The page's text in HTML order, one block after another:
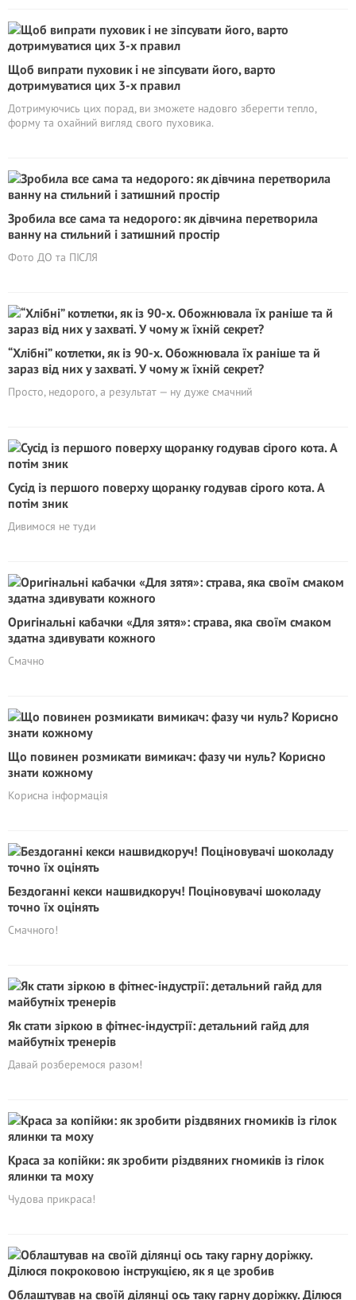
Щоб випрати пуховик і не зіпсувати його, варто
дотримуватися цих 3-х правил
Дотримуючись цих порад, ви зможете надовго зберегти тепло,
форму та охайний вигляд свого пуховика.
Зробила все сама та недорого: як дівчина перетворила
ванну на стильний і затишний простір
Фото ДО та ПІСЛЯ
“Хлібні” котлетки, як із 90-х. Обожнювала їх раніше та й
зараз від них у захваті. У чому ж їхній секрет?
Просто, недорого, а результат — ну дуже смачний
Сусід із першого поверху щоранку годував сірого кота. А
потім зник
Дивимося не туди
Оригінальні кабачки «Для зятя»: страва, яка своїм смаком
здатна здивувати кожного
Смачно
Що повинен розмикати вимикач: фазу чи нуль? Корисно
знати кожному
Корисна інформація
Бездоганні кекси нашвидкоруч! Поціновувачі шоколаду
точно їх оцінять
Смачного!
Як стати зіркою в фітнес-індустрії: детальний гайд для
майбутніх тренерів
Давай розберемося разом!
Краса за копійки: як зробити різдвяних гномиків із гілок
ялинки та моху
Чудова прикраса!
Облаштував на своїй ділянці ось таку гарну доріжку. Ділюся